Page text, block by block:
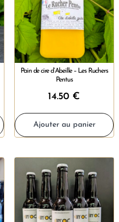
Pain de cire d’Abeille – Les Ruchers
Pentus
14.50 €
Ajouter au panier